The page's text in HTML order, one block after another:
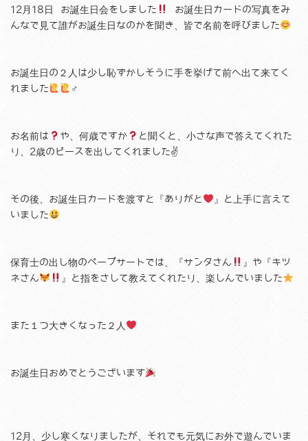
12月18日 お誕生日会をしました
お誕生日カードの写真をみ
んなで見て誰がお誕生日なのかを聞き、皆で名前を呼びました
お誕生日の２人は少し恥ずかしそうに手を挙げて前へ出て来てく
れました
‍♂
お名前は や、何歳ですか
と聞くと、小さな声で答えてくれた
り、2歳のピースを出してくれました✌
その後、お誕生日カードを渡すと『ありがと
』と上手に言えて
いました
保育士の出し物のペープサートでは、『サンタさん
』や『キツ
ネさん
』と指をさして教えてくれたり、楽しんでいました
また１つ大きくなった２人
お誕生日おめでとうございます
12月、少し寒くなりましたが、それでも元気にお外で遊んでいま